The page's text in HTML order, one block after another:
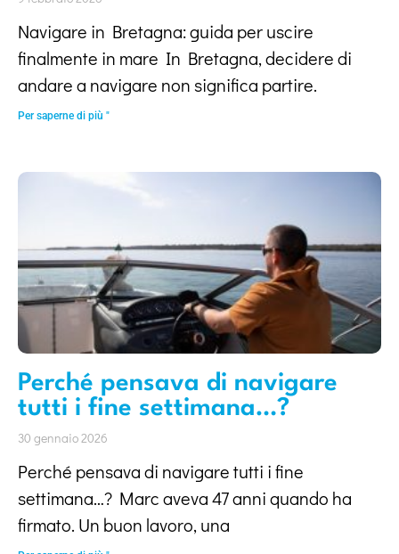
Navigare in Bretagna: guida per uscire
finalmente in mare In Bretagna, decidere di
andare a navigare non significa partire.
Per saperne di più "
Perché pensava di navigare
tutti i fine settimana…?
30 gennaio 2026
Perché pensava di navigare tutti i fine
settimana…? Marc aveva 47 anni quando ha
firmato. Un buon lavoro, una